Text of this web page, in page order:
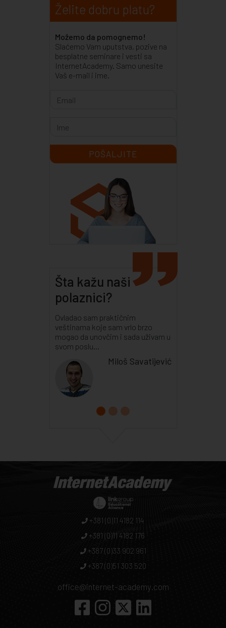
Želite dobru platu?
Možemo da pomognemo!
Slaćemo Vam uputstva, pozive na
besplatne seminare i vesti sa
InternetAcademy. Samo unesite
Vaš e-mail i ime.
Šta kažu naši
polaznici?
Ovladao sam praktičnim
veštinama koje sam vrlo brzo
mogao da unovčim i sada uživam u
svom poslu...
Miloš Savatijević
+381 (0)11 4182 114
+381 (0)11 4182 176
+387 (0)33 902 961
+387 (0)51 303 520
office@internet-academy.com